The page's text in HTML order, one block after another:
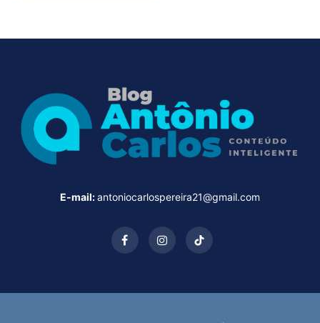
E-mail:antoniocarlospereira21@gmail.com
FacebookInstagramTikTok